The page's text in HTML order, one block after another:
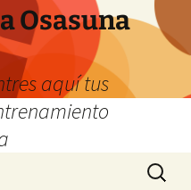
Osasuna
aquí tus
Buscar: